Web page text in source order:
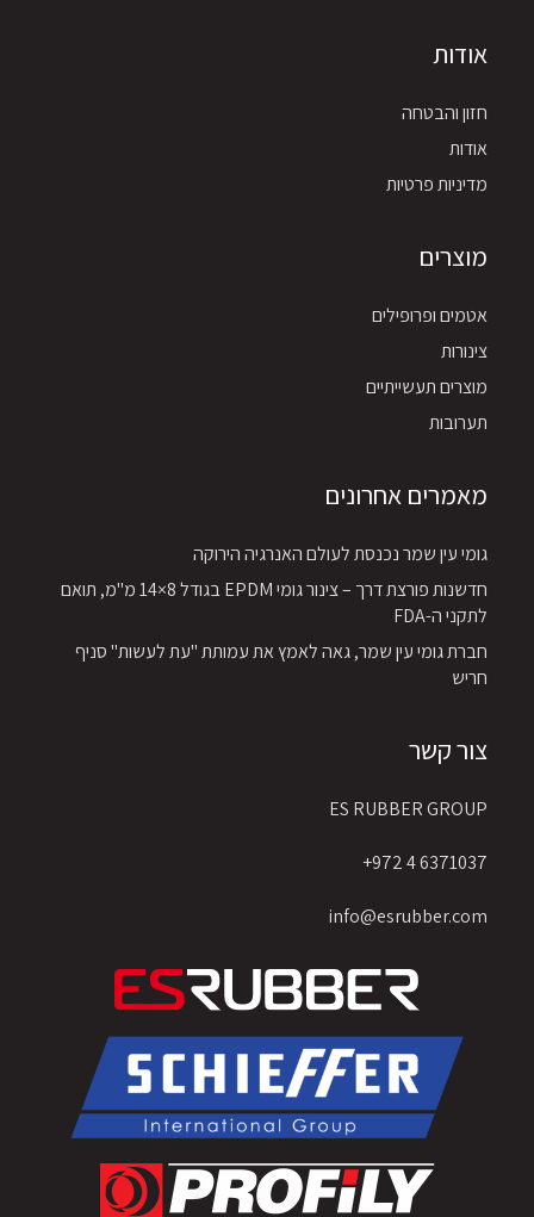
אודות
חזון והבטחה
אודות
מדיניות פרטיות
מוצרים
אטמים ופרופילים
צינורות
מוצרים תעשייתיים
תערובות
מאמרים אחרונים
גומי עין שמר נכנסת לעולם האנרגיה הירוקה
חדשנות פורצת דרך – צינור גומי EPDM בגודל 8×14 מ"מ, תואם
לתקני ה-FDA
חברת גומי עין שמר, גאה לאמץ את עמותת "עת לעשות" סניף
חריש
צור קשר
ES RUBBER GROUP
6371037 4 972+
info@esrubber.com